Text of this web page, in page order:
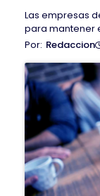
Las empresas
para mantener
Redaccion